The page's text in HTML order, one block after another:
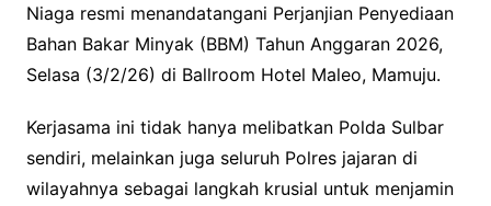
Niaga resmi menandatangani Perjanjian Penyediaan
Bahan Bakar Minyak (BBM) Tahun Anggaran 2026,
Selasa (3/2/26) di Ballroom Hotel Maleo, Mamuju.
Kerjasama ini tidak hanya melibatkan Polda Sulbar
sendiri, melainkan juga seluruh Polres jajaran di
wilayahnya sebagai langkah krusial untuk menjamin